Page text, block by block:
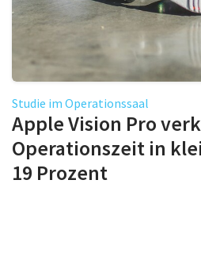
Studie im Operationssaal
Apple Vision Pro
Operationszeit in
19 Prozent